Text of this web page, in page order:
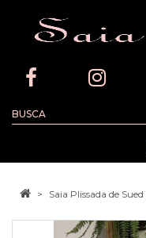
Saia Plissada de